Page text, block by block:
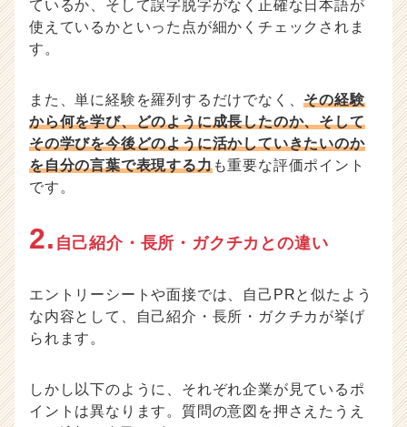
ているか、そして誤字脱字がなく正確な日本語が
使えているかといった点が細かくチェックされま
す。
また、単に経験を羅列するだけでなく、その経験
から何を学び、どのように成長したのか、そして
その学びを今後どのように活かしていきたいのか
を自分の言葉で表現する力も重要な評価ポイント
です。
2. 自己紹介・長所・ガクチカとの違い
エントリーシートや面接では、自己PRと似たよう
な内容として、自己紹介・長所・ガクチカが挙げ
られます。
しかし以下のように、それぞれ企業が見ているポ
イントは異なります。質問の意図を押さえたうえ